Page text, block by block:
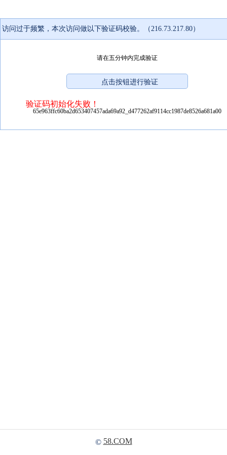
访问过于频繁，本次访问做以下验证码校验。（216.73.217.80）
请在五分钟内完成验证
验证码初始化失败！
65e963ffc60ba2d653407457ada69a92_d477262af9114cc1987de8526a681a00
© 58.COM